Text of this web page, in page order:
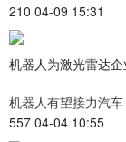
210 04-09 15:31
机器人为激光雷达
机器人有望接力汽
557 04-04 10:55